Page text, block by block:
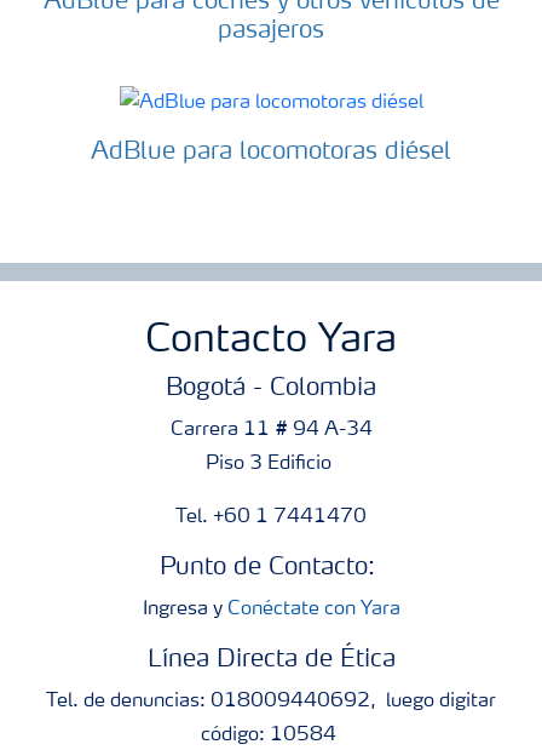
pasajeros
AdBlue para locomotoras diésel
Contacto Yara
Bogotá - Colombia
Carrera 11 # 94 A-34
Piso 3 Edificio
Tel. +60 1 7441470
Punto de Contacto:
Ingresa y Conéctate con Yara
Línea Directa de Ética
Tel. de denuncias: 018009440692, luego digitar
código: 10584